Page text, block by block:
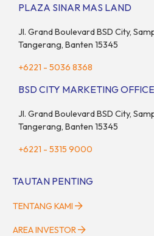
Fenomena urban ini kian marak di
PLAZA SINAR MAS LAND
Jl. Grand Boulevard BSD City,
Tangerang, Banten 15345
+6221 - 5036 8368
BSD CITY MARKETING OFFICE
Jl. Grand Boulevard BSD City,
Tangerang, Banten 15345
+6221 - 5315 9000
TAUTAN PENTING
TENTANG KAMI
AREA INVESTOR